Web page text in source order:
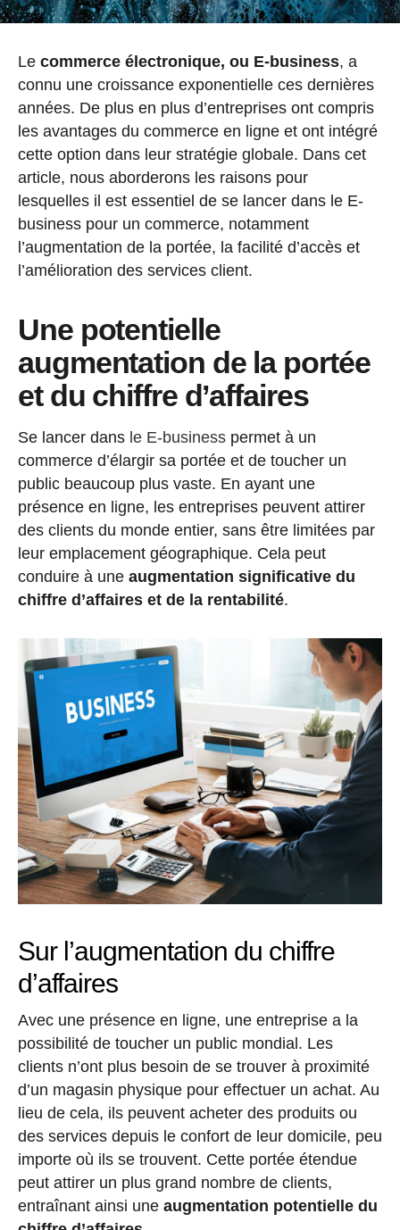
Le commerce électronique, ou E-business, a
connu une croissance exponentielle ces dernières
années. De plus en plus d’entreprises ont compris
les avantages du commerce en ligne et ont intégré
cette option dans leur stratégie globale. Dans cet
article, nous aborderons les raisons pour
lesquelles il est essentiel de se lancer dans le E-
business pour un commerce, notamment
l’augmentation de la portée, la facilité d’accès et
l’amélioration des services client.
Une potentielle
augmentation de la portée
et du chiffre d’affaires
Se lancer dans le E-business permet à un
commerce d’élargir sa portée et de toucher un
public beaucoup plus vaste. En ayant une
présence en ligne, les entreprises peuvent attirer
des clients du monde entier, sans être limitées par
leur emplacement géographique. Cela peut
conduire à une augmentation significative du
chiffre d’affaires et de la rentabilité.
Sur l’augmentation du chiffre
d’affaires
Avec une présence en ligne, une entreprise a la
possibilité de toucher un public mondial. Les
clients n’ont plus besoin de se trouver à proximité
d’un magasin physique pour effectuer un achat. Au
lieu de cela, ils peuvent acheter des produits ou
des services depuis le confort de leur domicile, peu
importe où ils se trouvent. Cette portée étendue
peut attirer un plus grand nombre de clients,
entraînant ainsi une augmentation potentielle du